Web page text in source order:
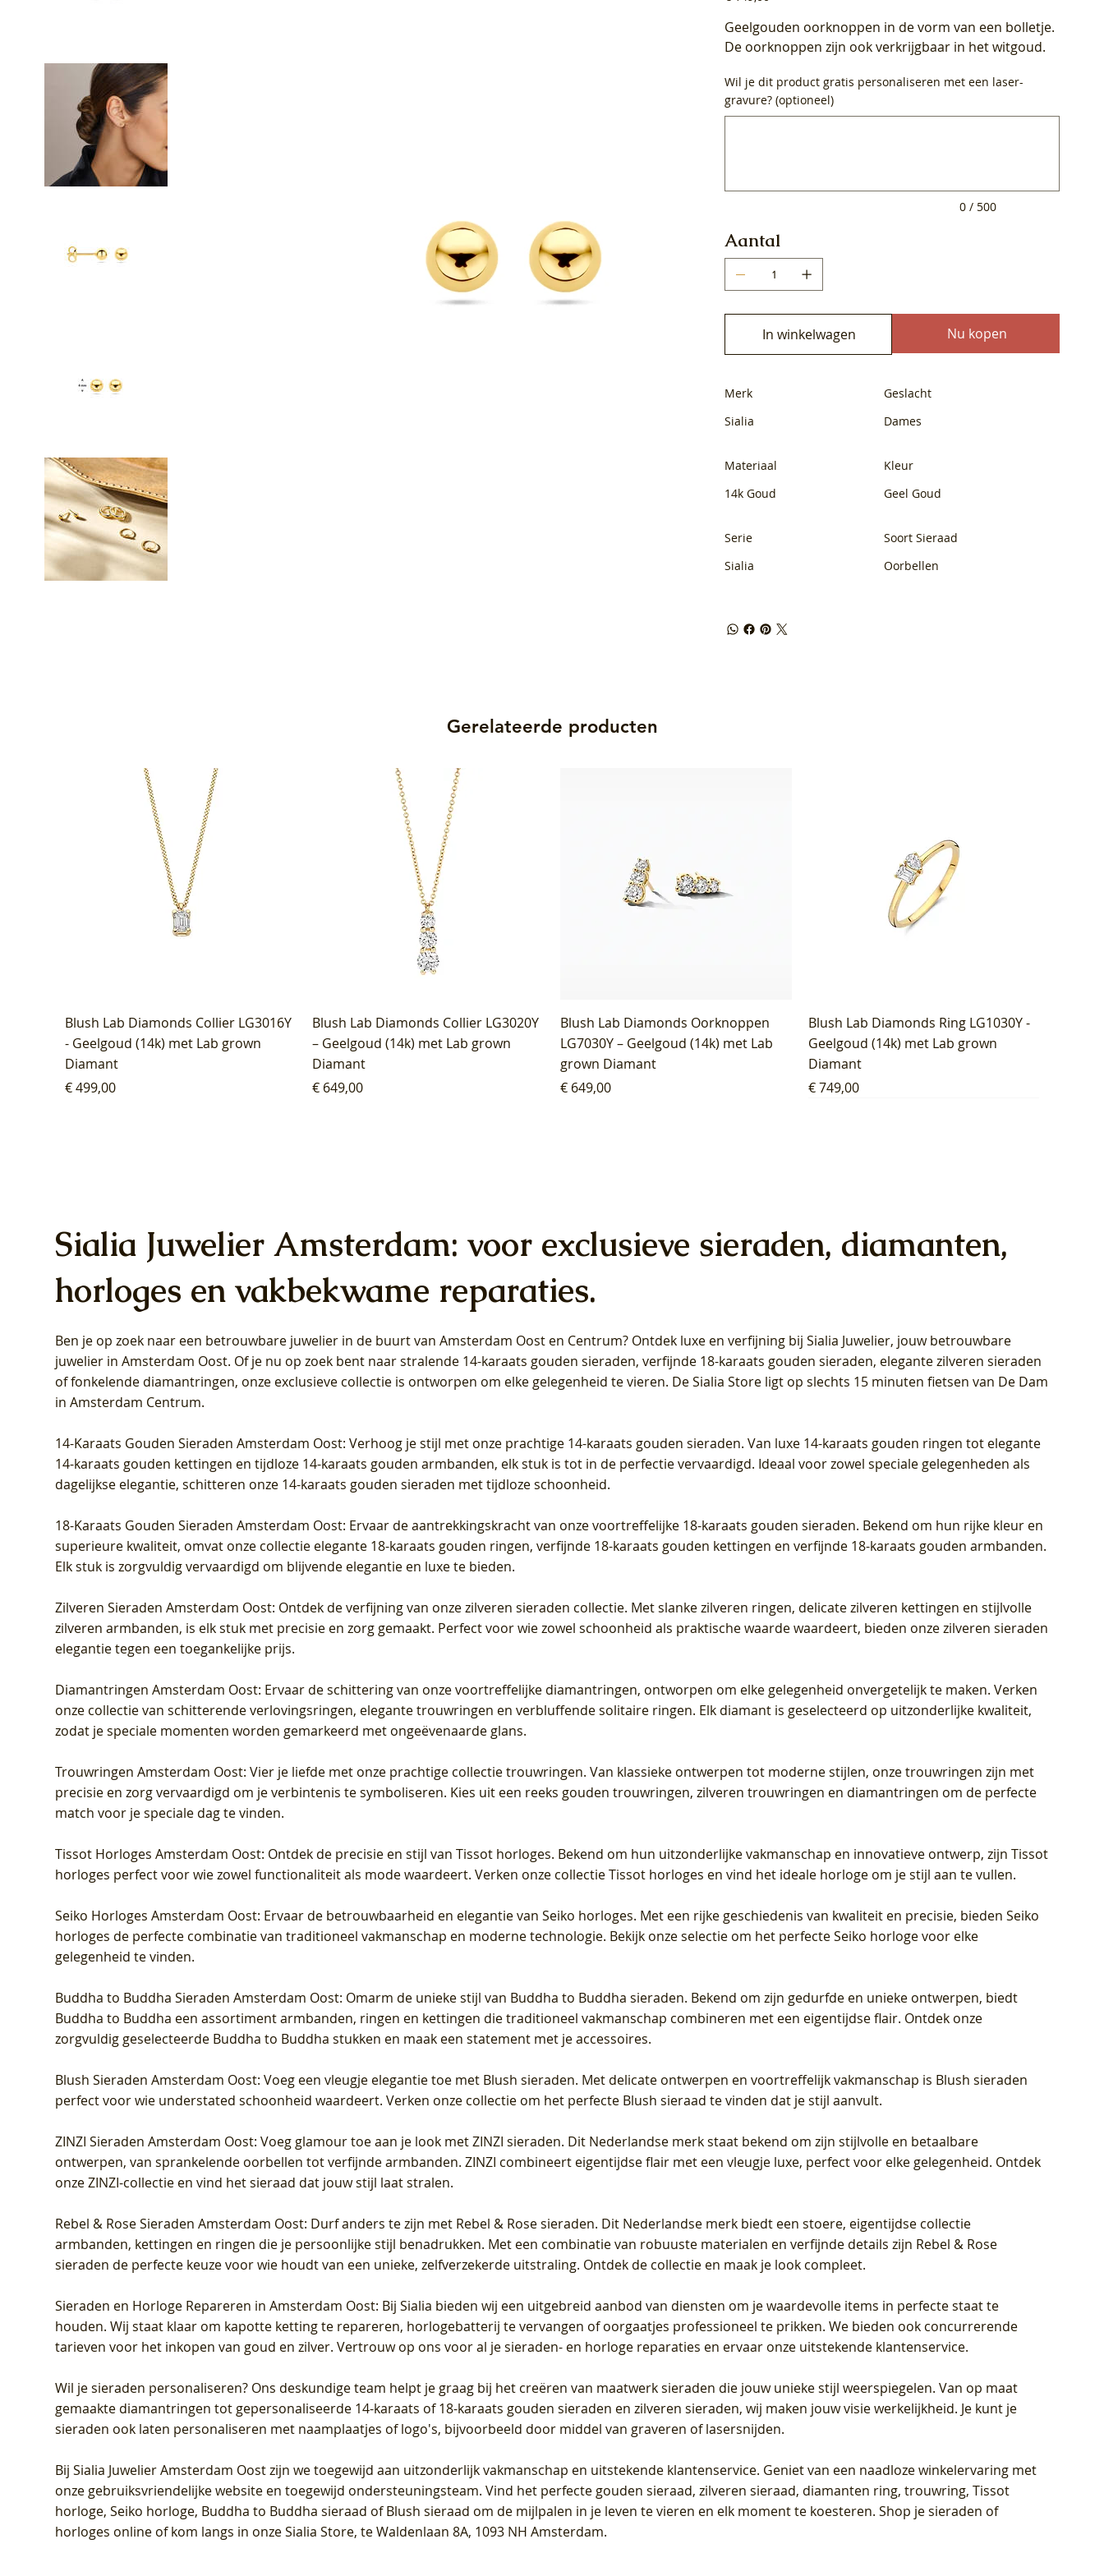
Geelgouden oorknoppen in de vorm van een bolletje.
De oorknoppen zijn ook verkrijgbaar in het witgoud.
Wil je dit product gratis personaliseren met een laser-
gravure? (optioneel)
0 / 500
Aantal
In winkelwagen Nu kopen
Merk
Sialia
Geslacht
Dames
Materiaal
14k Goud
Kleur
Geel Goud
Serie
Sialia
Soort Sieraad
Oorbellen
Gerelateerde producten
Blush Lab Diamonds Collier LG3016Y
- Geelgoud (14k) met Lab grown
Diamant
Prijs
€ 499,00
Blush Lab Diamonds Collier LG3020Y
– Geelgoud (14k) met Lab grown
Diamant
Prijs
€ 649,00
Blush Lab Diamonds Oorknoppen
LG7030Y – Geelgoud (14k) met Lab
grown Diamant
Prijs
€ 649,00
Blush Lab Diamonds Ring LG1030Y -
Geelgoud (14k) met Lab grown
Diamant
Prijs
€ 749,00
Blush Lab Diamonds Oorhangers
LG9006Y/S - Geelgoud (14k) met Lab
grown Diamant
Blush Lab Diamonds Oorhangers
LG9007Y/S - Geelgoud (14k) met Lab
grown Diamant
Blush Lab Diamonds Ring LG1028Y -
Geelgoud (14k) met Lab grown
Diamant
Blush Lab Diamonds Collier LG3014Y
- Geelgoud (14k) met Lab grown
Diamant
Blush Lab Diamonds Collier LG3019Y
– Geelgoud (14k) met Lab grown
Diamant
Blush Lab Diamonds Ring LG1042Y –
Geelgoud (14k) met Lab grown
Diamant
Blush Lab Diamonds Oorknoppen
LG7027Y - Geelgoud (14k) met Lab
grown Diamant
Blush Lab Diamonds Ring LG1029Y -
Geelgoud (14k) met Lab grown
Diamant
Blush Lab Diamonds Ring LG1031Y -
Geelgoud (14k) met Lab grown
Diamant
Blush Lab Diamonds Ring LG1044Y –
Geelgoud (14k) met Lab grown
Diamant
Blush Lab Diamonds Oorknoppen
LG7026Y - Geelgoud (14k) met Lab
grown Diamant
Blush Lab Diamonds Oorknoppen
LG7033Y – Geelgoud (14k) met Lab
grown Diamant
Sialia Juwelier Amsterdam: voor exclusieve sieraden, diamanten,
horloges en vakbekwame reparaties.
Ben je op zoek naar een betrouwbare juwelier in de buurt van Amsterdam Oost en Centrum? Ontdek luxe en verfijning bij Sialia Juwelier, jouw betrouwbare
juwelier in Amsterdam Oost. Of je nu op zoek bent naar stralende 14-karaats gouden sieraden, verfijnde 18-karaats gouden sieraden, elegante zilveren sieraden
of fonkelende diamantringen, onze exclusieve collectie is ontworpen om elke gelegenheid te vieren. De Sialia Store ligt op slechts 15 minuten fietsen van De Dam
in Amsterdam Centrum.
14-Karaats Gouden Sieraden Amsterdam Oost: Verhoog je stijl met onze prachtige 14-karaats gouden sieraden. Van luxe 14-karaats gouden ringen tot elegante
14-karaats gouden kettingen en tijdloze 14-karaats gouden armbanden, elk stuk is tot in de perfectie vervaardigd. Ideaal voor zowel speciale gelegenheden als
dagelijkse elegantie, schitteren onze 14-karaats gouden sieraden met tijdloze schoonheid.
18-Karaats Gouden Sieraden Amsterdam Oost: Ervaar de aantrekkingskracht van onze voortreffelijke 18-karaats gouden sieraden. Bekend om hun rijke kleur en
superieure kwaliteit, omvat onze collectie elegante 18-karaats gouden ringen, verfijnde 18-karaats gouden kettingen en verfijnde 18-karaats gouden armbanden.
Elk stuk is zorgvuldig vervaardigd om blijvende elegantie en luxe te bieden.
Zilveren Sieraden Amsterdam Oost: Ontdek de verfijning van onze zilveren sieraden collectie. Met slanke zilveren ringen, delicate zilveren kettingen en stijlvolle
zilveren armbanden, is elk stuk met precisie en zorg gemaakt. Perfect voor wie zowel schoonheid als praktische waarde waardeert, bieden onze zilveren sieraden
elegantie tegen een toegankelijke prijs.
Diamantringen Amsterdam Oost: Ervaar de schittering van onze voortreffelijke diamantringen, ontworpen om elke gelegenheid onvergetelijk te maken. Verken
onze collectie van schitterende verlovingsringen, elegante trouwringen en verbluffende solitaire ringen. Elk diamant is geselecteerd op uitzonderlijke kwaliteit,
zodat je speciale momenten worden gemarkeerd met ongeëvenaarde glans.
Trouwringen Amsterdam Oost: Vier je liefde met onze prachtige collectie trouwringen. Van klassieke ontwerpen tot moderne stijlen, onze trouwringen zijn met
precisie en zorg vervaardigd om je verbintenis te symboliseren. Kies uit een reeks gouden trouwringen, zilveren trouwringen en diamantringen om de perfecte
match voor je speciale dag te vinden.
Tissot Horloges Amsterdam Oost: Ontdek de precisie en stijl van Tissot horloges. Bekend om hun uitzonderlijke vakmanschap en innovatieve ontwerp, zijn Tissot
horloges perfect voor wie zowel functionaliteit als mode waardeert. Verken onze collectie Tissot horloges en vind het ideale horloge om je stijl aan te vullen.
Seiko Horloges Amsterdam Oost: Ervaar de betrouwbaarheid en elegantie van Seiko horloges. Met een rijke geschiedenis van kwaliteit en precisie, bieden Seiko
horloges de perfecte combinatie van traditioneel vakmanschap en moderne technologie. Bekijk onze selectie om het perfecte Seiko horloge voor elke
gelegenheid te vinden.
Buddha to Buddha Sieraden Amsterdam Oost: Omarm de unieke stijl van Buddha to Buddha sieraden. Bekend om zijn gedurfde en unieke ontwerpen, biedt
Buddha to Buddha een assortiment armbanden, ringen en kettingen die traditioneel vakmanschap combineren met een eigentijdse flair. Ontdek onze
zorgvuldig geselecteerde Buddha to Buddha stukken en maak een statement met je accessoires.
Blush Sieraden Amsterdam Oost: Voeg een vleugje elegantie toe met Blush sieraden. Met delicate ontwerpen en voortreffelijk vakmanschap is Blush sieraden
perfect voor wie understated schoonheid waardeert. Verken onze collectie om het perfecte Blush sieraad te vinden dat je stijl aanvult.
ZINZI Sieraden Amsterdam Oost: Voeg glamour toe aan je look met ZINZI sieraden. Dit Nederlandse merk staat bekend om zijn stijlvolle en betaalbare
ontwerpen, van sprankelende oorbellen tot verfijnde armbanden. ZINZI combineert eigentijdse flair met een vleugje luxe, perfect voor elke gelegenheid. Ontdek
onze ZINZI-collectie en vind het sieraad dat jouw stijl laat stralen.
Rebel & Rose Sieraden Amsterdam Oost: Durf anders te zijn met Rebel & Rose sieraden. Dit Nederlandse merk biedt een stoere, eigentijdse collectie
armbanden, kettingen en ringen die je persoonlijke stijl benadrukken. Met een combinatie van robuuste materialen en verfijnde details zijn Rebel & Rose
sieraden de perfecte keuze voor wie houdt van een unieke, zelfverzekerde uitstraling. Ontdek de collectie en maak je look compleet.
Sieraden en Horloge Repareren in Amsterdam Oost: Bij Sialia bieden wij een uitgebreid aanbod van diensten om je waardevolle items in perfecte staat te
houden. Wij staat klaar om kapotte ketting te repareren, horlogebatterij te vervangen of oorgaatjes professioneel te prikken. We bieden ook concurrerende
tarieven voor het inkopen van goud en zilver. Vertrouw op ons voor al je sieraden- en horloge reparaties en ervaar onze uitstekende klantenservice.
Wil je sieraden personaliseren? Ons deskundige team helpt je graag bij het creëren van maatwerk sieraden die jouw unieke stijl weerspiegelen. Van op maat
gemaakte diamantringen tot gepersonaliseerde 14-karaats of 18-karaats gouden sieraden en zilveren sieraden, wij maken jouw visie werkelijkheid. Je kunt je
sieraden ook laten personaliseren met naamplaatjes of logo's, bijvoorbeeld door middel van graveren of lasersnijden.
BijSialia Juwelier Amsterdam Oostzijn we toegewijd aan uitzonderlijk vakmanschap en uitstekende klantenservice. Geniet van een naadloze winkelervaring met
onze gebruiksvriendelijke website en toegewijd ondersteuningsteam. Vind het perfecte gouden sieraad, zilveren sieraad, diamanten ring, trouwring, Tissot
horloge, Seiko horloge, Buddha to Buddha sieraad of Blush sieraad om de mijlpalen in je leven te vieren en elk moment te koesteren. Shop je sieraden of
horloges online of kom langs in onze Sialia Store, te Waldenlaan 8A, 1093 NH Amsterdam.